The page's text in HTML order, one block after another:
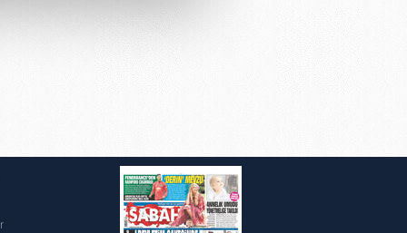
sunulması
ve sizlere yönelik
ve sitemizde ilgili